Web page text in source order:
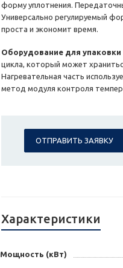
форму уплотнения.
Универсально регулируемый
проста и экономит время.
Оборудование для
цикла, который может
Нагревательная часть
метод модуля контроля
ОТПРАВИТЬ ЗАЯВКУ
Характеристики
Мощность (кВт)